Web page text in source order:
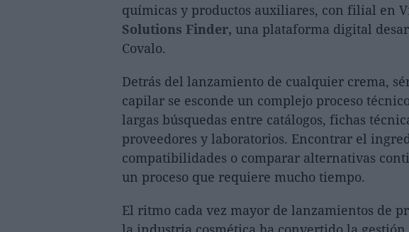
químicas y productos auxiliares, con filial en
Solutions Finder, una plataforma digital
Covalo.
Detrás del lanzamiento de cualquier crema,
capilar se esconde un complejo proceso
largas búsquedas entre catálogos, fichas
proveedores y laboratorios. Encontrar el
compatibilidades o comparar alternativas
un proceso que requiere mucho tiempo.
El ritmo cada vez mayor de lanzamientos de